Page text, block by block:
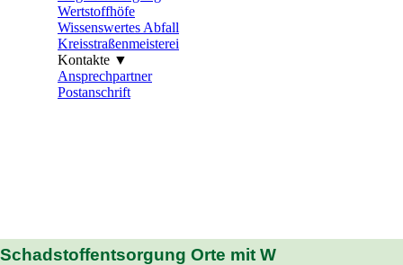
Wertstoffhöfe
Wissenswertes Abfall
Kreisstraßenmeisterei
Kontakte ▼
Ansprechpartner
Postanschrift
Schadstoffentsorgung Orte mit W